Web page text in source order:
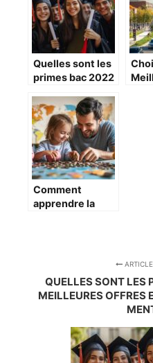
votre permis
hauturier en
2024
Quelles sont les
primes bac 2022
offres en
fonction de
votre mention ?
Comment
apprendre la
ARTICLE
QUELLES SONT LES
MEILLEURES OFFRES